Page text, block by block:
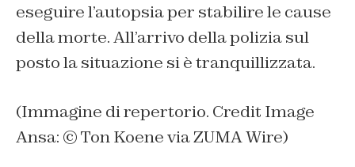
eseguire l’autopsia per stabilire le cause
della morte. All’arrivo della polizia sul
posto la situazione si è tranquillizzata.
(Immagine di repertorio. Credit Image
Ansa: © Ton Koene via ZUMA Wire)